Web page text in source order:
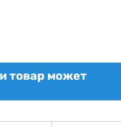
товар может